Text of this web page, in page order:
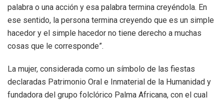
palabra o una acción y esa palabra termina creyéndola. En
ese sentido, la persona termina creyendo que es un simple
hacedor y el simple hacedor no tiene derecho a muchas
cosas que le corresponde”.
La mujer, considerada como un símbolo de las fiestas
declaradas Patrimonio Oral e Inmaterial de la Humanidad y
fundadora del grupo folclórico Palma Africana, con el cual